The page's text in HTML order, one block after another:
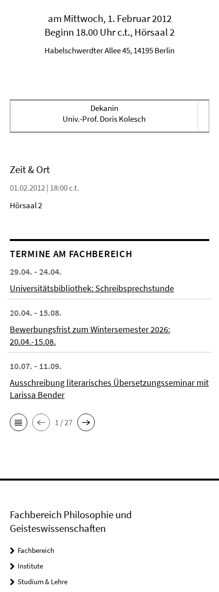
am Mittwoch, 1. Februar 2012
Beginn 18.00 Uhr c.t., Hörsaal 2
Habelschwerdter Allee 45, 14195 Berlin
Dekanin
Univ.-Prof. Doris Kolesch
Zeit & Ort
01.02.2012 | 18:00 c.t.
Hörsaal 2
TERMINE AM FACHBEREICH
29.04. - 24.04.
Universitätsbibliothek: Schreibsprechstunde
20.04. - 15.08.
Bewerbungsfrist zum Wintersemester 2026:
20.04.-15.08.
10.07. - 11.09.
Ausschreibung literarisches Übersetzungsseminar mit
Larissa Bender
1 / 27
Fachbereich Philosophie und
Geisteswissenschaften
Fachbereich
Institute
Studium & Lehre